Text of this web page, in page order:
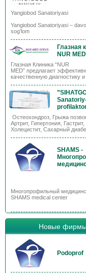
Yangiobod Sanatoriyasi
Yangiobod Sanatoriyasi –
sog’lom
Глазная
NUR
Глазная Клиника “NUR
MED” предлагает
качественную диагностику
Остеохондроз, Грыжа
Артрит, Гипертония, Гастрит,
Холецистит, Сахарный
SHAMS -
Многопрофильный
SHAMS medical center
Новые фирмы
Podoprof